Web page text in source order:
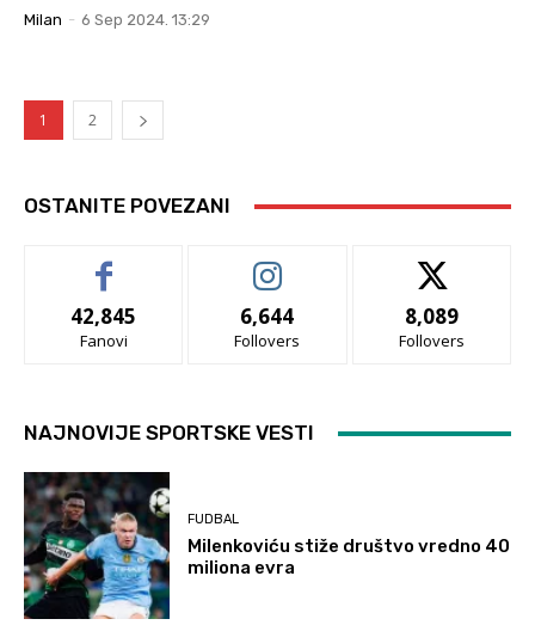
Milan - 6 Sep 2024. 13:29
1 2
OSTANITE POVEZANI
42,845
Fanovi
6,644
Follovers
8,089
Follovers
NAJNOVIJE SPORTSKE VESTI
FUDBAL
Milenkoviću stiže društvo vredno 40
miliona evra